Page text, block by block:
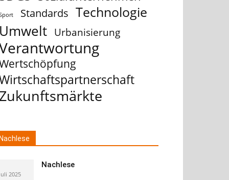
Standards Technologie
Urbanisierung
Nachlese
2025